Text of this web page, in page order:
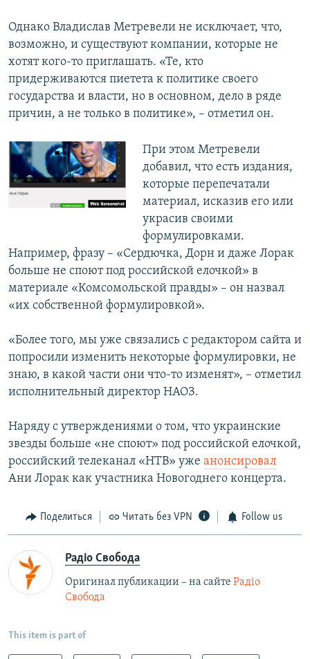
Однако Владислав Метревели не исключает, что,
возможно, и существуют компании, которые не
хотят кого-то приглашать. «Те, кто
придерживаются пиетета к политике своего
государства и власти, но в основном, дело в ряде
причин, а не только в политике», – отметил он.
При этом Метревели
добавил, что есть издания,
которые перепечатали
материал, исказив его или
украсив своими
формулировками.
Например, фразу – «Сердючка, Дорн и даже Лорак
больше не споют под российской елочкой» в
материале «Комсомольской правды» – он назвал
«их собственной формулировкой».
«Более того, мы уже связались с редактором сайта и
попросили изменить некоторые формулировки, не
знаю, в какой части они что-то изменят», – отметил
исполнительный директор НАОЗ.
Наряду с утверждениями о том, что украинские
звезды больше «не споют» под российской елочкой,
российский телеканал «НТВ» уже анонсировал
Ани Лорак как участника Новогоднего концерта.
Поделиться Читать без VPN Follow us
Радіо Свобода
Оригинал публикации – на сайте Радіо
Свобода
This item is part of